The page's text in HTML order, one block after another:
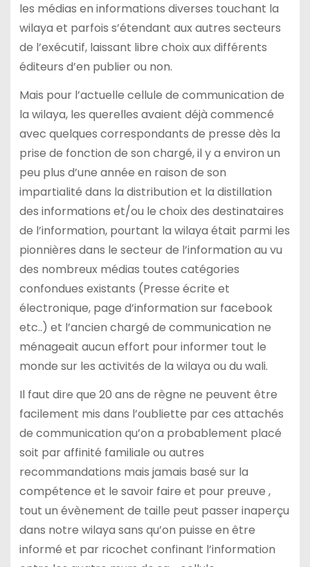
les médias en informations diverses touchant la
wilaya et parfois s’étendant aux autres secteurs
de l’exécutif, laissant libre choix aux différents
éditeurs d’en publier ou non.
Mais pour l’actuelle cellule de communication de
la wilaya, les querelles avaient déjà commencé
avec quelques correspondants de presse dès la
prise de fonction de son chargé, il y a environ un
peu plus d’une année en raison de son
impartialité dans la distribution et la distillation
des informations et/ou le choix des destinataires
de l’information, pourtant la wilaya était parmi les
pionnières dans le secteur de l’information au vu
des nombreux médias toutes catégories
confondues existants (Presse écrite et
électronique, page d’information sur facebook
etc..) et l’ancien chargé de communication ne
ménageait aucun effort pour informer tout le
monde sur les activités de la wilaya ou du wali.
Il faut dire que 20 ans de règne ne peuvent être
facilement mis dans l’oubliette par ces attachés
de communication qu’on a probablement placé
soit par affinité familiale ou autres
recommandations mais jamais basé sur la
compétence et le savoir faire et pour preuve ,
tout un évènement de taille peut passer inaperçu
dans notre wilaya sans qu’on puisse en être
informé et par ricochet confinant l’information